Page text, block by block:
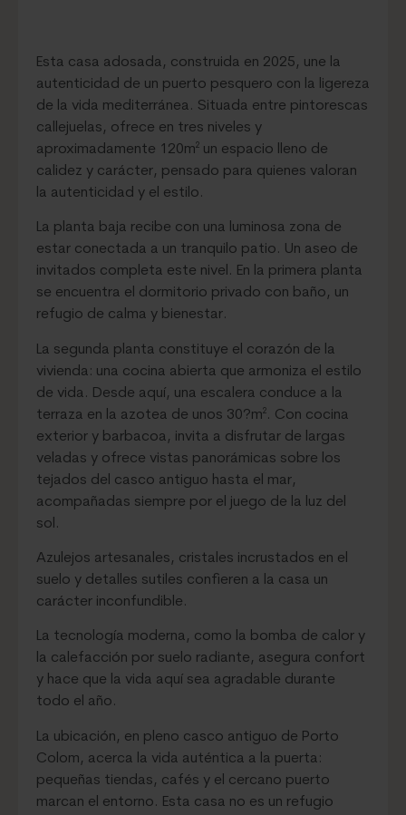
Esta casa adosada, construida en 2025, une la
autenticidad de un puerto pesquero con la ligereza
de la vida mediterránea. Situada entre pintorescas
callejuelas, ofrece en tres niveles y
aproximadamente 120m² un espacio lleno de
calidez y carácter, pensado para quienes valoran
la autenticidad y el estilo.
La planta baja recibe con una luminosa zona de
estar conectada a un tranquilo patio. Un aseo de
invitados completa este nivel. En la primera planta
se encuentra el dormitorio privado con baño, un
refugio de calma y bienestar.
La segunda planta constituye el corazón de la
vivienda: una cocina abierta que armoniza el estilo
de vida. Desde aquí, una escalera conduce a la
terraza en la azotea de unos 30?m². Con cocina
exterior y barbacoa, invita a disfrutar de largas
veladas y ofrece vistas panorámicas sobre los
tejados del casco antiguo hasta el mar,
acompañadas siempre por el juego de la luz del
sol.
Azulejos artesanales, cristales incrustados en el
suelo y detalles sutiles confieren a la casa un
carácter inconfundible.
La tecnología moderna, como la bomba de calor y
la calefacción por suelo radiante, asegura confort
y hace que la vida aquí sea agradable durante
todo el año.
La ubicación, en pleno casco antiguo de Porto
Colom, acerca la vida auténtica a la puerta:
pequeñas tiendas, cafés y el cercano puerto
marcan el entorno. Esta casa no es un refugio